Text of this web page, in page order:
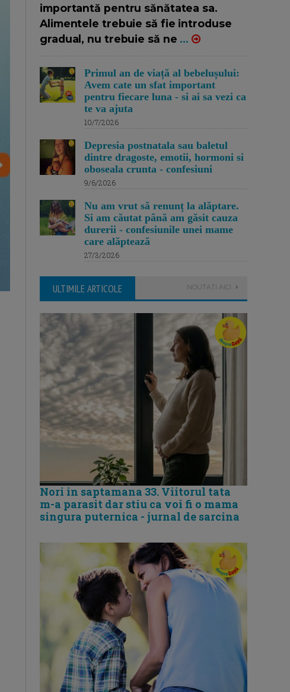
importantă pentru sănătatea sa.
Alimentele trebuie să fie introduse
gradual, nu trebuie să ne ...
Primul an de viață al bebelușului:
Avem cate un sfat important
pentru fiecare luna - si ai sa vezi ca
te va ajuta
10/7/2026
Depresia postnatala sau baletul
dintre dragoste, emotii, hormoni si
oboseala crunta - confesiuni
9/6/2026
Nu am vrut să renunț la alăptare.
Si am căutat până am găsit cauza
durerii - confesiunile unei mame
care alăptează
27/3/2026
ULTIMILE ARTICOLE NOUTATI AICI
Nori in saptamana 33. Viitorul tata
m-a parasit dar stiu ca voi fi o mama
singura puternica - jurnal de sarcina